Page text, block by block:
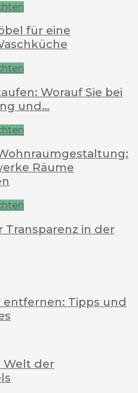
für eine
Worauf Sie bei
und…
Räume
Transparenz in der
entfernen: Tipps und
Welt der